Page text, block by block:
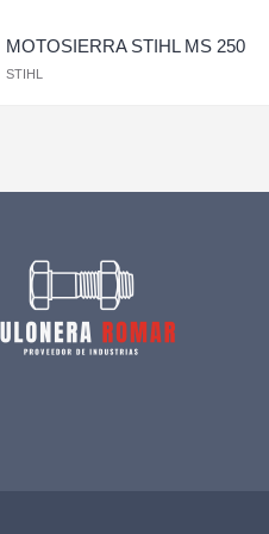
MOTOSIERRA STIHL MS 250
STIHL